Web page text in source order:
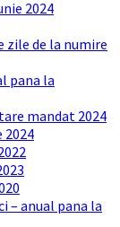
2024
zile de la numire
pana la
mandat 2024
2024
– anual pana la